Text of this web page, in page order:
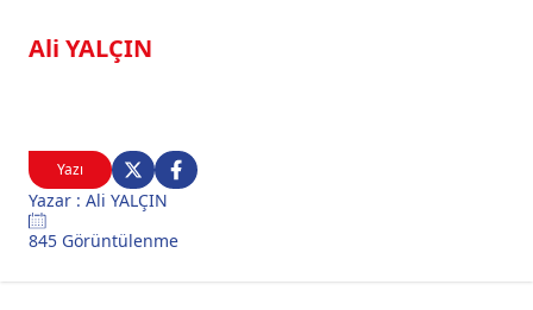
Yazı
Yazar : Ali YALÇIN
845 Görüntülenme
Ali YALÇIN